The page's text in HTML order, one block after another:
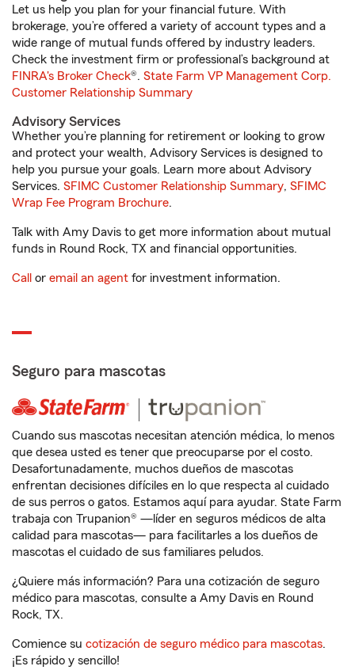
Let us help you plan for your financial future. With
brokerage, you’re offered a variety of account types and a
wide range of mutual funds offered by industry leaders.
Check the investment firm or professional’s background at
FINRA's Broker Check®. State Farm VP Management Corp.
Customer Relationship Summary
Advisory Services
Whether you’re planning for retirement or looking to grow
and protect your wealth, Advisory Services is designed to
help you pursue your goals. Learn more about Advisory
Services. SFIMC Customer Relationship Summary, SFIMC
Wrap Fee Program Brochure.
Talk with Amy Davis to get more information about mutual
funds in Round Rock, TX and financial opportunities.
Call or email an agent for investment information.
Seguro para mascotas
Cuando sus mascotas necesitan atención médica, lo menos
que desea usted es tener que preocuparse por el costo.
Desafortunadamente, muchos dueños de mascotas
enfrentan decisiones difíciles en lo que respecta al cuidado
de sus perros o gatos. Estamos aquí para ayudar. State Farm
trabaja con Trupanion® —líder en seguros médicos de alta
calidad para mascotas— para facilitarles a los dueños de
mascotas el cuidado de sus familiares peludos.
¿Quiere más información? Para una cotización de seguro
médico para mascotas, consulte a Amy Davis en Round
Rock, TX.
Comience su cotización de seguro médico para mascotas.
¡Es rápido y sencillo!